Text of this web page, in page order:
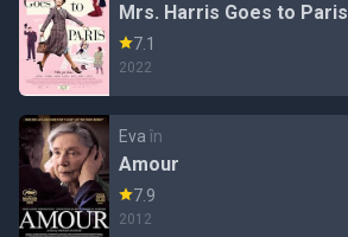
Mrs. Harris Goes to Paris
7.1
2022
Eva în
Amour
7.9
2012